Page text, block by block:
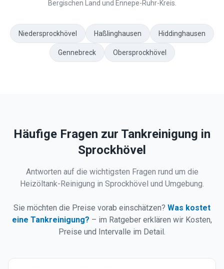
Bergischen Land und Ennepe-Ruhr-Kreis.
Niedersprockhövel Haßlinghausen Hiddinghausen
Gennebreck Obersprockhövel
Häufige Fragen zur Tankreinigung in
Sprockhövel
Antworten auf die wichtigsten Fragen rund um die
Heizöltank-Reinigung in Sprockhövel und Umgebung.
Sie möchten die Preise vorab einschätzen? Was kostet
eine Tankreinigung? – im Ratgeber erklären wir Kosten,
Preise und Intervalle im Detail.